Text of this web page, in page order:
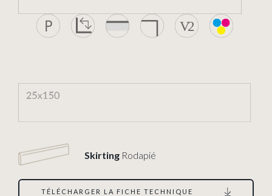
Skirting Rodapié
TÉLÉCHARGER LA FICHE TECHNIQUE